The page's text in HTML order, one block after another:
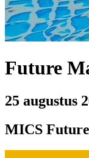
Future
25 augustus
MICS